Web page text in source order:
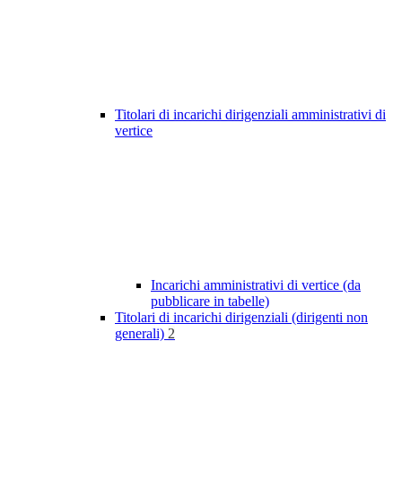
Titolari di incarichi dirigenziali amministrativi di
vertice
Incarichi amministrativi di vertice (da
pubblicare in tabelle)
Titolari di incarichi dirigenziali (dirigenti non
generali) 2